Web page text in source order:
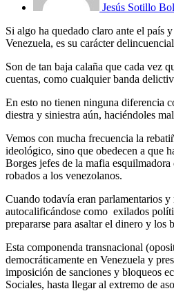
Jesús Sotillo
Si algo ha quedado claro ante el país
Venezuela, es su carácter
Son de tan baja calaña que cada vez
cuentas, como cualquier banda
En esto no tienen ninguna diferencia
diestra y siniestra aún, haciéndoles
Vemos con mucha frecuencia la
ideológico, sino que obedecen a que
Borges jefes de la mafia
robados a los venezolanos.
Cuando todavía eran parlamentarios
autocalificándose como exilados
prepararse para asaltar el dinero y los
Esta componenda transnacional
democráticamente en Venezuela y
imposición de sanciones y bloqueos
Sociales, hasta llegar al extremo de